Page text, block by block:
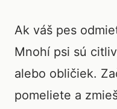
Ak váš pes
Mnohí psi sú
alebo obličiek.
pomeliete a